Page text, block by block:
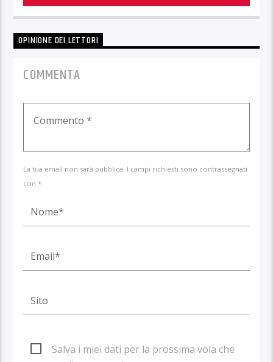
OPINIONE DEI LETTORI
COMMENTA
La tua email non sarà pubblica. I campi richiesti sono contrassegnati
con *
Salva i miei dati per la prossima vola che